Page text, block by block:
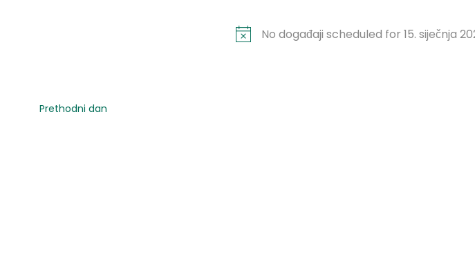
No događaji scheduled for 15. siječnja
Prethodni dan